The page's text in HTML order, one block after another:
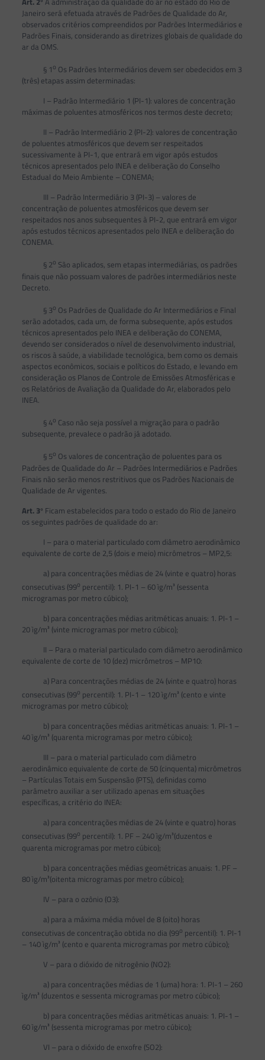
Janeiro será efetuada através de Padrões de Qualidade do Ar,
observados critérios compreendidos por Padrões Intermediários e
Padrões Finais, considerando as diretrizes globais de qualidade do
ar da OMS.
§ 1o Os Padrões Intermediários devem ser obedecidos em 3
(três) etapas assim determinadas:
I – Padrão Intermediário 1 (PI-1): valores de concentração
máximas de poluentes atmosféricos nos termos deste decreto;
II – Padrão Intermediário 2 (PI-2): valores de concentração
de poluentes atmosféricos que devem ser respeitados
sucessivamente à PI-1, que entrará em vigor após estudos
técnicos apresentados pelo INEA e deliberação do Conselho
Estadual do Meio Ambiente – CONEMA;
III – Padrão Intermediário 3 (PI-3) – valores de
concentração de poluentes atmosféricos que devem ser
respeitados nos anos subsequentes à PI-2, que entrará em vigor
após estudos técnicos apresentados pelo INEA e deliberação do
CONEMA.
§ 2o São aplicados, sem etapas intermediárias, os padrões
finais que não possuam valores de padrões intermediários neste
Decreto.
§ 3o Os Padrões de Qualidade do Ar Intermediários e Final
serão adotados, cada um, de forma subsequente, após estudos
técnicos apresentados pelo INEA e deliberação do CONEMA,
devendo ser considerados o nível de desenvolvimento industrial,
os riscos à saúde, a viabilidade tecnológica, bem como os demais
aspectos econômicos, sociais e políticos do Estado, e levando em
consideração os Planos de Controle de Emissões Atmosféricas e
os Relatórios de Avaliação da Qualidade do Ar, elaborados pelo
INEA.
§ 4o Caso não seja possível a migração para o padrão
subsequente, prevalece o padrão já adotado.
§ 5o Os valores de concentração de poluentes para os
Padrões de Qualidade do Ar – Padrões Intermediários e Padrões
Finais não serão menos restritivos que os Padrões Nacionais de
Qualidade de Ar vigentes.
Art. 3º Ficam estabelecidos para todo o estado do Rio de Janeiro
os seguintes padrões de qualidade do ar:
I – para o material particulado com diâmetro aerodinâmico
equivalente de corte de 2,5 (dois e meio) micrômetros – MP2,5:
a) para concentrações médias de 24 (vinte e quatro) horas
consecutivas (99o percentil): 1. PI-1 – 60 ìg/m³ (sessenta
microgramas por metro cúbico);
b) para concentrações médias aritméticas anuais: 1. PI-1 –
20 ìg/m³ (vinte microgramas por metro cúbico);
II – Para o material particulado com diâmetro aerodinâmico
equivalente de corte de 10 (dez) micrômetros – MP10:
a) Para concentrações médias de 24 (vinte e quatro) horas
consecutivas (99o percentil): 1. PI-1 – 120 ìg/m³ (cento e vinte
microgramas por metro cúbico);
b) para concentrações médias aritméticas anuais: 1. PI-1 –
40 ìg/m³ (quarenta microgramas por metro cúbico);
III – para o material particulado com diâmetro
aerodinâmico equivalente de corte de 50 (cinquenta) micrômetros
– Partículas Totais em Suspensão (PTS), definidas como
parâmetro auxiliar a ser utilizado apenas em situações
específicas, a critério do INEA:
a) para concentrações médias de 24 (vinte e quatro) horas
consecutivas (99o percentil): 1. PF – 240 ìg/m³(duzentos e
quarenta microgramas por metro cúbico);
b) para concentrações médias geométricas anuais: 1. PF –
80 ìg/m³(oitenta microgramas por metro cúbico);
IV – para o ozônio (O3):
a) para a máxima média móvel de 8 (oito) horas
consecutivas de concentração obtida no dia (99o percentil): 1. PI-1
– 140 ìg/m³ (cento e quarenta microgramas por metro cúbico);
V – para o dióxido de nitrogênio (NO2):
a) para concentrações médias de 1 (uma) hora: 1. PI-1 – 260
ìg/m³ (duzentos e sessenta microgramas por metro cúbico);
b) para concentrações médias aritméticas anuais: 1. PI-1 –
60 ìg/m³ (sessenta microgramas por metro cúbico);
VI – para o dióxido de enxofre (SO2):